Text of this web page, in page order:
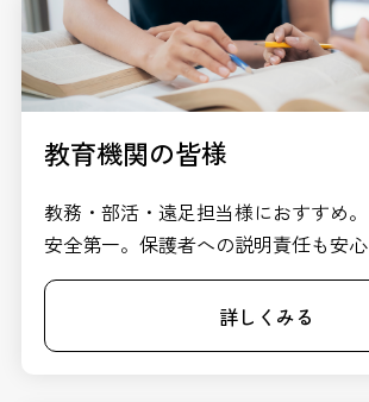
教育機関の皆様
教務・部活・遠足担当様におすすめ。
安全第一。保護者への説明責任も安心
詳しくみる